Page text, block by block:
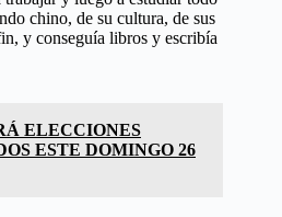
chino, de su cultura, de sus
y conseguía libros y escribía
ELECCIONES
ESTE DOMINGO 26